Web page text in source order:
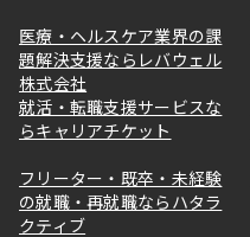
医療・ヘルスケア業界の課
題解決支援ならレバウェル
株式会社
就活・転職支援サービスな
らキャリアチケット
フリーター・既卒・未経験
の就職・再就職ならハタラ
クティブ